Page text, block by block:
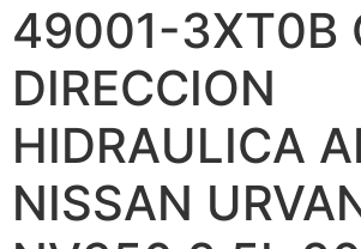
49001-3XT0B
DIRECCION
HIDRAULICA
NISSAN